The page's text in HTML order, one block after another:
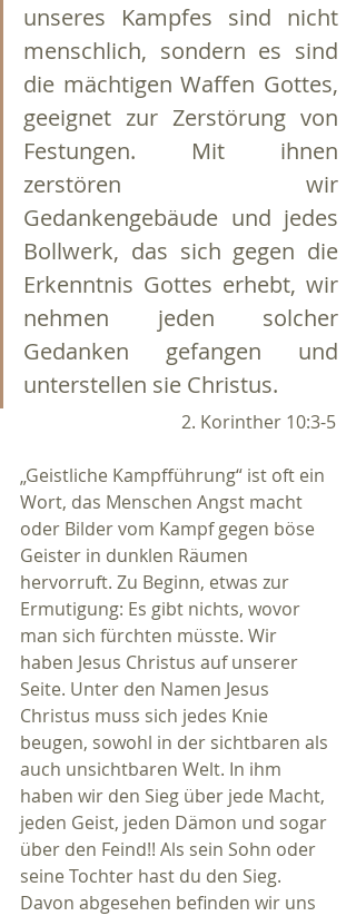
unseres Kampfes sind nicht
menschlich, sondern es sind
die mächtigen Waffen Gottes,
geeignet zur Zerstörung von
Festungen. Mit ihnen
zerstören wir
Gedankengebäude und jedes
Bollwerk, das sich gegen die
Erkenntnis Gottes erhebt, wir
nehmen jeden solcher
Gedanken gefangen und
unterstellen sie Christus.
2. Korinther 10:3-5
„Geistliche Kampfführung“ ist oft ein
Wort, das Menschen Angst macht
oder Bilder vom Kampf gegen böse
Geister in dunklen Räumen
hervorruft. Zu Beginn, etwas zur
Ermutigung: Es gibt nichts, wovor
man sich fürchten müsste. Wir
haben Jesus Christus auf unserer
Seite. Unter den Namen Jesus
Christus muss sich jedes Knie
beugen, sowohl in der sichtbaren als
auch unsichtbaren Welt. In ihm
haben wir den Sieg über jede Macht,
jeden Geist, jeden Dämon und sogar
über den Feind!! Als sein Sohn oder
seine Tochter hast du den Sieg.
Davon abgesehen befinden wir uns